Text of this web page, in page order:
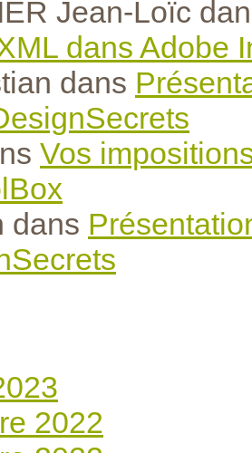
Jean-Loïc
dans Adobe
dans
Vos
dans
2022